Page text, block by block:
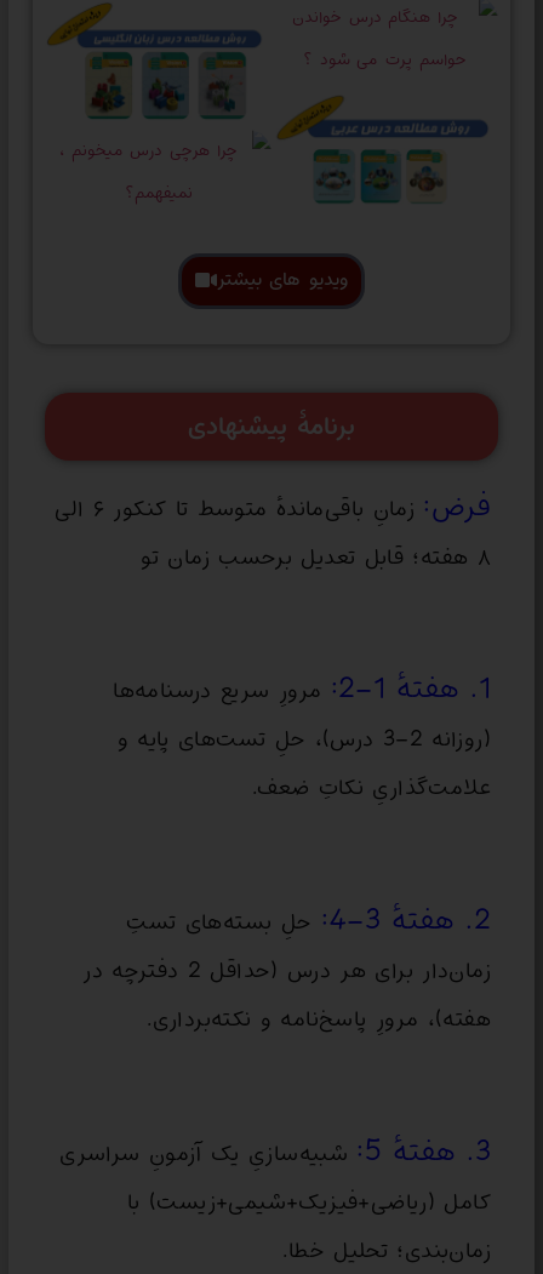
ویدیو های بیشتر
برنامهٔ پیشنهادی
فرض:
زمانِ باقی‌ماندهٔ متوسط تا کنکور ۶ الی
۸ هفته؛ قابل تعدیل برحسب زمان تو
1. هفتهٔ 1–2:
مرورِ سریع درسنامه‌ها
(روزانه 2–3 درس)، حلِ تست‌های پایه و
علامت‌گذاریِ نکاتِ ضعف.
2. هفتهٔ 3–4:
حلِ بسته‌های تستِ
زمان‌دار برای هر درس (حداقل 2 دفترچه در
هفته)، مرورِ پاسخ‌نامه و نکته‌برداری.
3. هفتهٔ 5:
شبیه‌سازیِ یک آزمونِ سراسری
کامل (ریاضی+فیزیک+شیمی+زیست) با
زمان‌بندی؛ تحلیل خطا.